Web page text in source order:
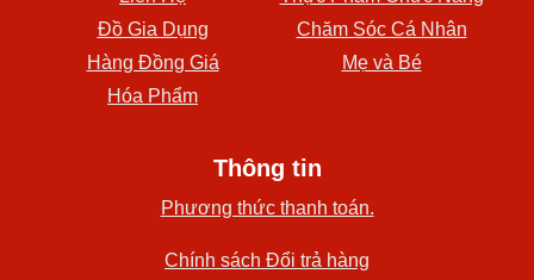
Đồ Gia Dụng
Chăm Sóc Cá Nhân
Hàng Đồng Giá
Mẹ và Bé
Hóa Phẩm
Thông tin
Phương thức thanh toán.
Chính sách Đổi trả hàng